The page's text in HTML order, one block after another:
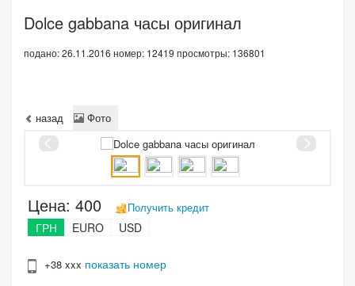
Поиск по сайту
Dolce gabbana часы оригинал
подано: 26.11.2016 номер: 12419 просмотры: 136801
назад Фото
Цена: 400 Получить кредит
ГРН EURO USD
+38 xxx показать номер